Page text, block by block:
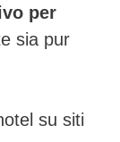
per
sia pur
su siti